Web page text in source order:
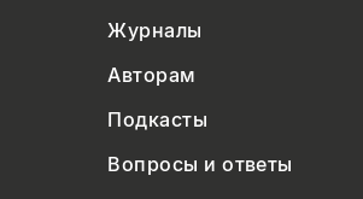
Журналы
Авторам
Подкасты
Вопросы и ответы